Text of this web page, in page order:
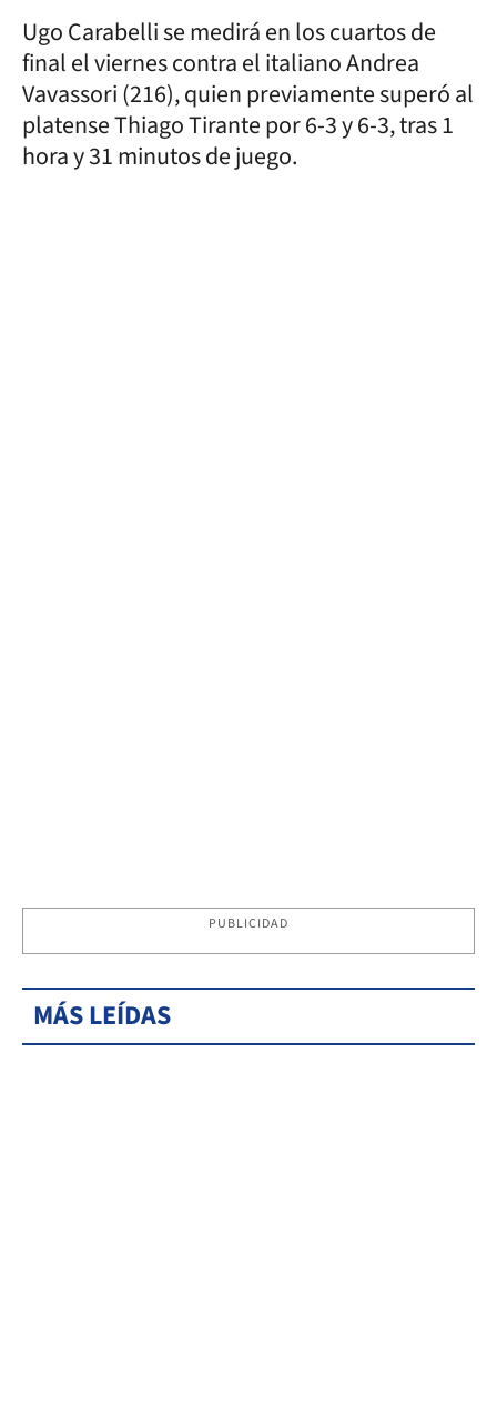
Ugo Carabelli se medirá en los cuartos de
final el viernes contra el italiano Andrea
Vavassori (216), quien previamente superó al
platense Thiago Tirante por 6-3 y 6-3, tras 1
hora y 31 minutos de juego.
PUBLICIDAD
MÁS LEÍDAS